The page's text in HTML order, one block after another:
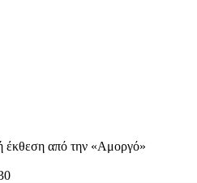
έκθεση από την «Αμοργό»